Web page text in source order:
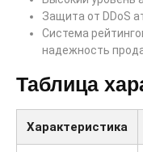
Защита от DDoS
Система
надежность
Таблица
Характеристика